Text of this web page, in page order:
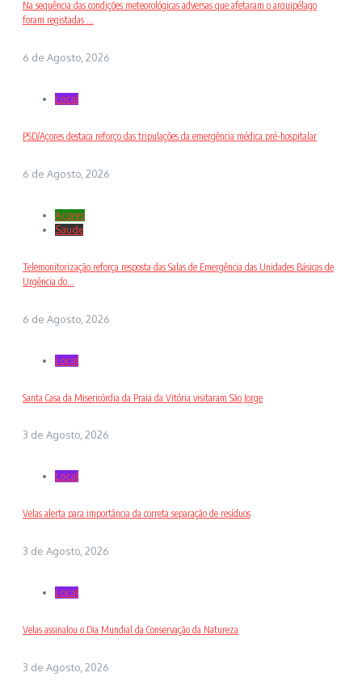
Na sequência das condições meteorológicas adversas que afetaram o arquipélago
foram registadas ...
6 de Agosto, 2026
Local
PSD/Açores destaca reforço das tripulações da emergência médica pré-hospitalar
6 de Agosto, 2026
Açores
Saude
Telemonitorização reforça resposta das Salas de Emergência das Unidades Básicas de
Urgência do...
6 de Agosto, 2026
Local
Santa Casa da Misericórdia da Praia da Vitória visitaram São Jorge
3 de Agosto, 2026
Local
Velas alerta para importância da correta separação de resíduos
3 de Agosto, 2026
Local
Velas assinalou o Dia Mundial da Conservação da Natureza
3 de Agosto, 2026